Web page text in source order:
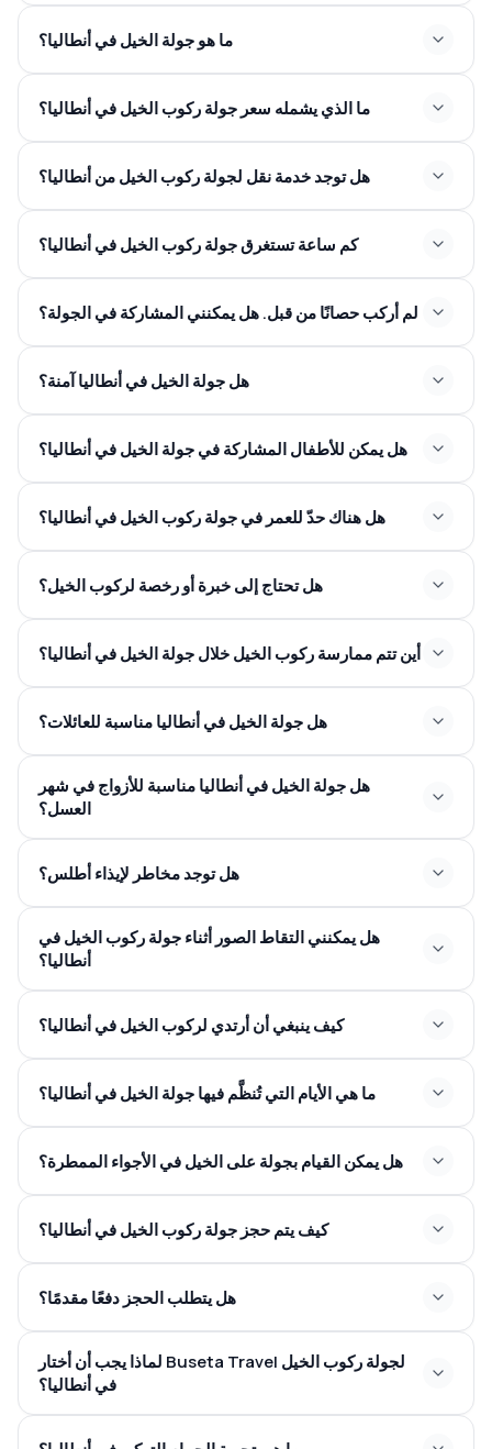
ما هو جولة الخيل في أنطاليا؟
ما الذي يشمله سعر جولة ركوب الخيل في أنطاليا؟
هل توجد خدمة نقل لجولة ركوب الخيل من أنطاليا؟
كم ساعة تستغرق جولة ركوب الخيل في أنطاليا؟
لم أركب حصانًا من قبل. هل يمكنني المشاركة في الجولة؟
هل جولة الخيل في أنطاليا آمنة؟
هل يمكن للأطفال المشاركة في جولة الخيل في أنطاليا؟
هل هناك حدّ للعمر في جولة ركوب الخيل في أنطاليا؟
هل تحتاج إلى خبرة أو رخصة لركوب الخيل؟
أين تتم ممارسة ركوب الخيل خلال جولة الخيل في أنطاليا؟
هل جولة الخيل في أنطاليا مناسبة للعائلات؟
هل جولة الخيل في أنطاليا مناسبة للأزواج في شهر
العسل؟
هل توجد مخاطر لإيذاء أطلس؟
هل يمكنني التقاط الصور أثناء جولة ركوب الخيل في
أنطاليا؟
كيف ينبغي أن أرتدي لركوب الخيل في أنطاليا؟
ما هي الأيام التي تُنظَّم فيها جولة الخيل في أنطاليا؟
هل يمكن القيام بجولة على الخيل في الأجواء الممطرة؟
كيف يتم حجز جولة ركوب الخيل في أنطاليا؟
هل يتطلب الحجز دفعًا مقدمًا؟
لماذا يجب أن أختار Buseta Travel لجولة ركوب الخيل
في أنطاليا؟